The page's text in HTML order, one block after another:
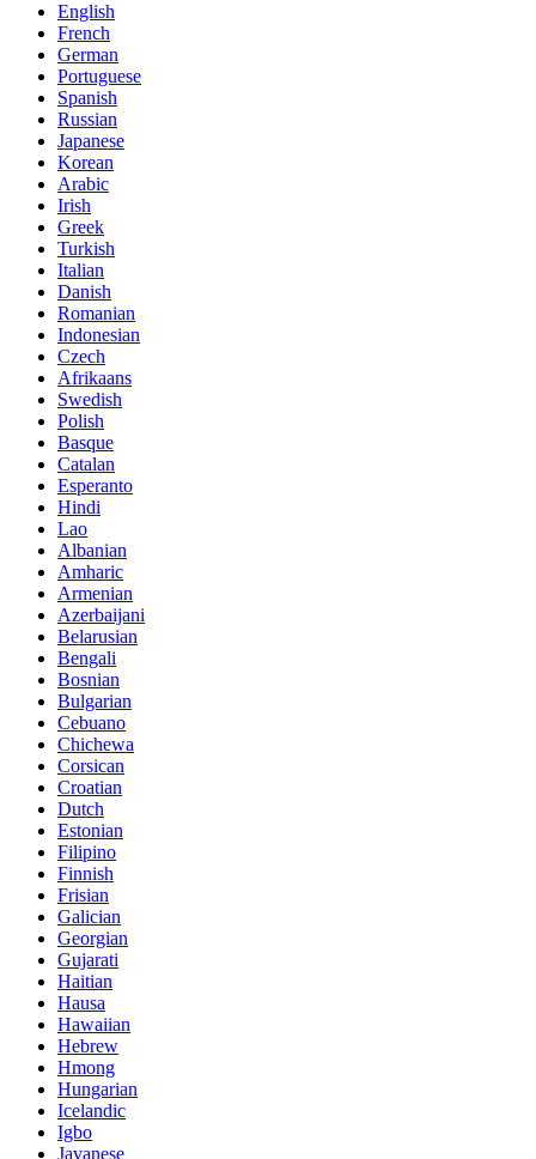
English
French
German
Portuguese
Spanish
Russian
Japanese
Korean
Arabic
Irish
Greek
Turkish
Italian
Danish
Romanian
Indonesian
Czech
Afrikaans
Swedish
Polish
Basque
Catalan
Esperanto
Hindi
Lao
Albanian
Amharic
Armenian
Azerbaijani
Belarusian
Bengali
Bosnian
Bulgarian
Cebuano
Chichewa
Corsican
Croatian
Dutch
Estonian
Filipino
Finnish
Frisian
Galician
Georgian
Gujarati
Haitian
Hausa
Hawaiian
Hebrew
Hmong
Hungarian
Icelandic
Igbo
Javanese